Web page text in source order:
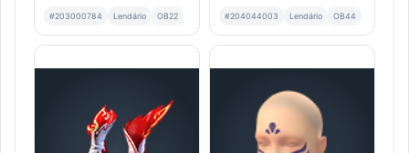
#203000784 Lendário OB22 #204044003 Lendário OB44